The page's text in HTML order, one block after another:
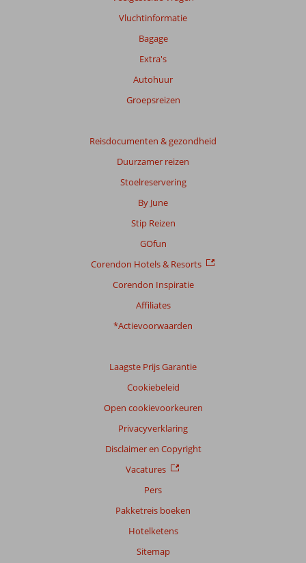
Vluchtinformatie
Bagage
Extra's
Autohuur
Groepsreizen
Reisdocumenten & gezondheid
Duurzamer reizen
Stoelreservering
By June
Stip Reizen
GOfun
Corendon Hotels & Resorts
Corendon Inspiratie
Affiliates
*Actievoorwaarden
Laagste Prijs Garantie
Cookiebeleid
Open cookievoorkeuren
Privacyverklaring
Disclaimer en Copyright
Vacatures
Pers
Pakketreis boeken
Hotelketens
Sitemap